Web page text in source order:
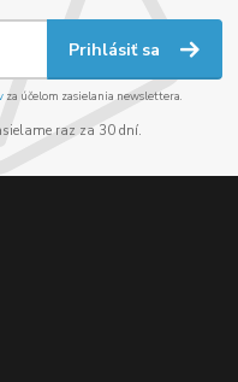
Prihlásiť sa
za účelom zasielania newslettera.
raz za 30 dní.